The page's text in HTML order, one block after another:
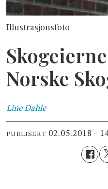
Illustrasjonsfoto
Norske
Line Dahle
PUBLISERT 02.05.2018 -